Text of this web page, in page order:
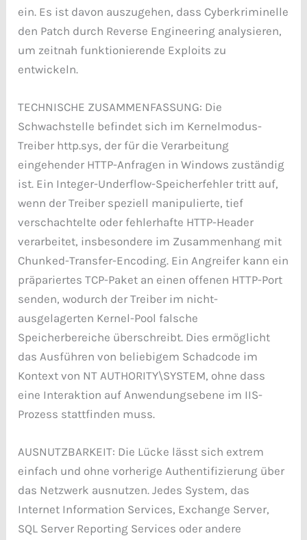
ein. Es ist davon auszugehen, dass Cyberkriminelle
den Patch durch Reverse Engineering analysieren,
um zeitnah funktionierende Exploits zu
entwickeln.
TECHNISCHE ZUSAMMENFASSUNG: Die
Schwachstelle befindet sich im Kernelmodus-
Treiber http.sys, der für die Verarbeitung
eingehender HTTP-Anfragen in Windows zuständig
ist. Ein Integer-Underflow-Speicherfehler tritt auf,
wenn der Treiber speziell manipulierte, tief
verschachtelte oder fehlerhafte HTTP-Header
verarbeitet, insbesondere im Zusammenhang mit
Chunked-Transfer-Encoding. Ein Angreifer kann ein
präpariertes TCP-Paket an einen offenen HTTP-Port
senden, wodurch der Treiber im nicht-
ausgelagerten Kernel-Pool falsche
Speicherbereiche überschreibt. Dies ermöglicht
das Ausführen von beliebigem Schadcode im
Kontext von NT AUTHORITY\SYSTEM, ohne dass
eine Interaktion auf Anwendungsebene im IIS-
Prozess stattfinden muss.
AUSNUTZBARKEIT: Die Lücke lässt sich extrem
einfach und ohne vorherige Authentifizierung über
das Netzwerk ausnutzen. Jedes System, das
Internet Information Services, Exchange Server,
SQL Server Reporting Services oder andere